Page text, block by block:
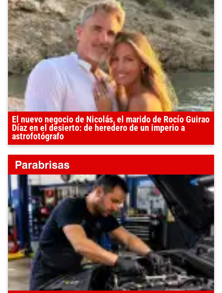
El nuevo negocio de Nicolás, el marido de Rocío Guirao
Díaz en el desierto: de heredero de un imperio a
astrofotógrafo